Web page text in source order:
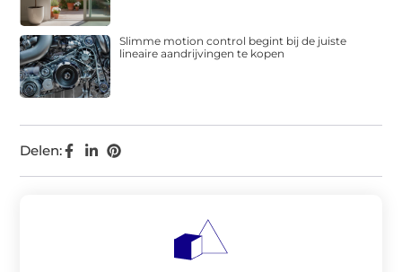
Delen:
Slimme motion control begint bij de juiste
lineaire aandrijvingen te kopen